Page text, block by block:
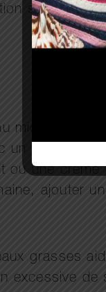
solaire
micellaire
un nettoyant
ou une crème
ajouter
grasses
excessive de